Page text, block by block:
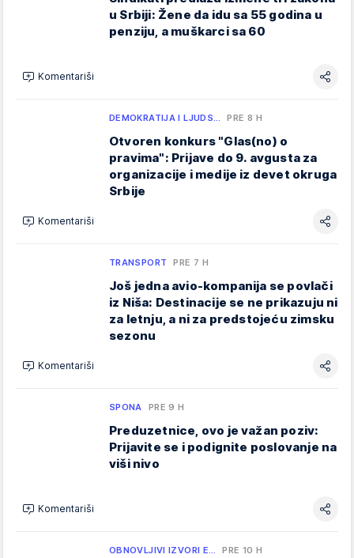
u Srbiji: Žene da idu sa 55 godina u
penziju, a muškarci sa 60
Komentariši
DEMOKRATIJA I LJUDS… PRE 8 H
Otvoren konkurs "Glas(no) o
pravima": Prijave do 9. avgusta za
organizacije i medije iz devet okruga
Srbije
Komentariši
TRANSPORT PRE 7 H
Još jedna avio-kompanija se povlači
iz Niša: Destinacije se ne prikazuju ni
za letnju, a ni za predstojeću zimsku
sezonu
Komentariši
SPONA PRE 9 H
Preduzetnice, ovo je važan poziv:
Prijavite se i podignite poslovanje na
viši nivo
Komentariši
OBNOVLJIVI IZVORI E… PRE 10 H